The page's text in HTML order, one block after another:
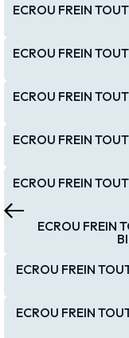
ECROU FREIN
ECROU FREIN
ECROU FREIN
ECROU FREIN
ECROU FREIN
ECROU FREIN
ECROU FREIN
ECROU FREIN